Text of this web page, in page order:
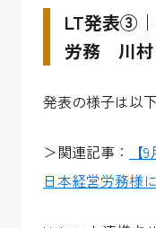
LT発表③
労務 川村
発表の様子は以
＞関連記事：
日本経営労務様